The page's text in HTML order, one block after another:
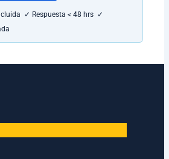
✓ Respuesta < 48 hrs ✓